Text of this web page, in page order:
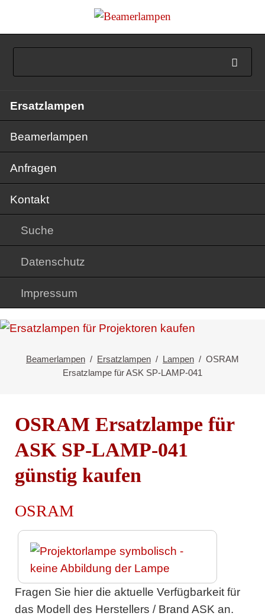
überspringen
Ersatzlampen
Beamerlampen
Anfragen
Kontakt
Suche
Datenschutz
Impressum
Beamerlampen Ersatzlampen Lampen
OSRAM
Ersatzlampe für ASK SP-LAMP-041
OSRAM Ersatzlampe für
ASK SP-LAMP-041
günstig kaufen
OSRAM
Fragen Sie hier die aktuelle Verfügbarkeit für
das Modell des Herstellers / Brand ASK an.